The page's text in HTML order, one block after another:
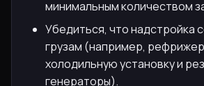
минимальным количеством
Убедиться, что надстройка
грузам (например,
холодильную установку и
генераторы).